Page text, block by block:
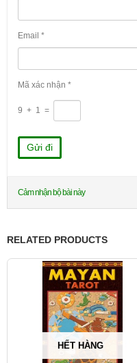
Email *
Mã xác nhận *
9 + 1 =
Cảm nhận bộ bài này
RELATED PRODUCTS
HẾT HÀNG